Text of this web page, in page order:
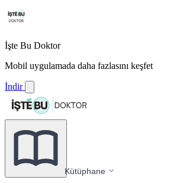
İşte Bu Doktor
Mobil uygulamada daha fazlasını keşfet
İndir
Kütüphane